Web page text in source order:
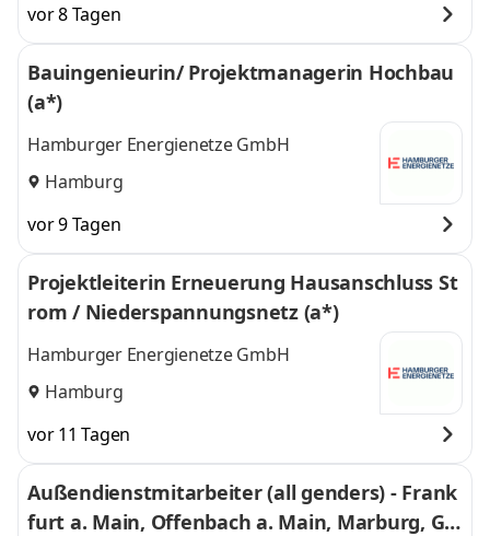
vor 8 Tagen
Bauingenieurin/ Projektmanagerin Hochbau
(a*)
Hamburger Energienetze GmbH
Hamburg
vor 9 Tagen
Projektleiterin Erneuerung Hausanschluss St
rom / Niederspannungsnetz (a*)
Hamburger Energienetze GmbH
Hamburg
vor 11 Tagen
Außendienstmitarbeiter (all genders) - Frank
furt a. Main, Offenbach a. Main, Marburg, Go